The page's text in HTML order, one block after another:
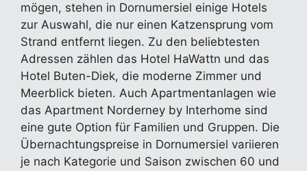
mögen, stehen in Dornumersiel einige Hotels
zur Auswahl, die nur einen Katzensprung vom
Strand entfernt liegen. Zu den beliebtesten
Adressen zählen das Hotel HaWattn und das
Hotel Buten-Diek, die moderne Zimmer und
Meerblick bieten. Auch Apartmentanlagen wie
das Apartment Norderney by Interhome sind
eine gute Option für Familien und Gruppen. Die
Übernachtungspreise in Dornumersiel variieren
je nach Kategorie und Saison zwischen 60 und